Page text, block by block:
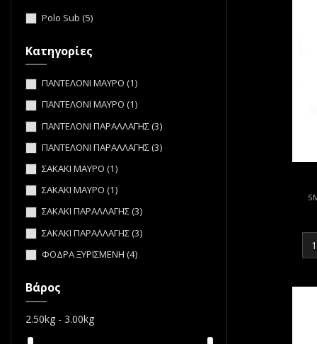
Polo Sub (5)
Κατηγορίες
ΠΑΝΤΕΛΟΝΙ ΜΑΥΡΟ (1)
ΠΑΝΤΕΛΟΝΙ ΜΑΥΡΟ (1)
ΠΑΝΤΕΛΟΝΙ ΠΑΡΑΛΛΑΓΗΣ(3)
ΠΑΝΤΕΛΟΝΙ ΠΑΡΑΛΛΑΓΗΣ(3)
ΣΑΚΑΚΙ ΜΑΥΡΟ (1)
ΣΑΚΑΚΙ ΜΑΥΡΟ (1)
ΣΑΚΑΚΙ ΠΑΡΑΛΛΑΓΗΣ(3)
ΣΑΚΑΚΙ ΠΑΡΑΛΛΑΓΗΣ(3)
ΦΟΔΡΑ ΞΥΡΙΣΜΕΝΗ (4)
Βάρος
2.50kg - 3.00kg